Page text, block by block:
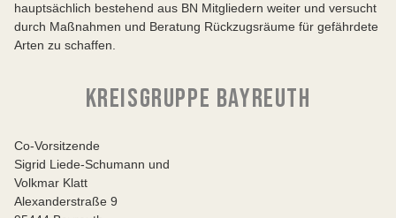
hauptsächlich bestehend aus BN Mitgliedern weiter und versucht
durch Maßnahmen und Beratung Rückzugsräume für gefährdete
Arten zu schaffen.
KREISGRUPPE BAYREUTH
Co-Vorsitzende
Sigrid Liede-Schumann und
Volkmar Klatt
Alexanderstraße 9